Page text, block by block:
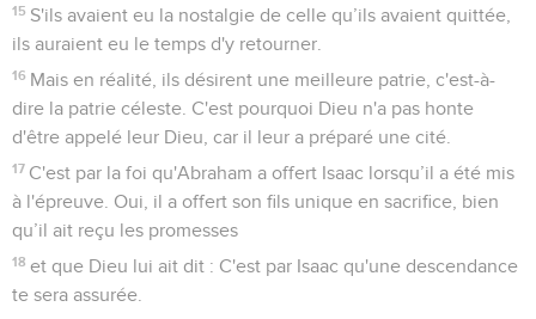
15 S'ils avaient eu la nostalgie de celle qu’ils avaient quittée,
ils auraient eu le temps d'y retourner.
16 Mais en réalité, ils désirent une meilleure patrie, c'est-à-
dire la patrie céleste. C'est pourquoi Dieu n'a pas honte
d'être appelé leur Dieu, car il leur a préparé une cité.
17 C'est par la foi qu'Abraham a offert Isaac lorsqu’il a été mis
à l'épreuve. Oui, il a offert son fils unique en sacrifice, bien
qu’il ait reçu les promesses
18 et que Dieu lui ait dit : C'est par Isaac qu'une descendance
te sera assurée.